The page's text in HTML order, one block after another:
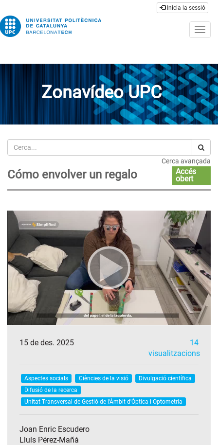
Inicia la sessió
Zonavídeo UPC
Cerca
Cerca avançada
Cómo envolver un regalo
Accés
obert
15 de des. 2025
14
visualitzacions
Aspectes socials Ciències de la visió
Divulgació científica
Difusió de la recerca
Unitat Transversal de Gestió de l'Àmbit d'Òptica i Optometria
Joan Enric Escudero
Lluís Pérez-Mañá